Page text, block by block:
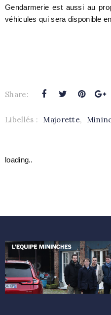
Gendarmerie est aussi au
véhicules qui sera disponible
Share:
Libellés : Majorette,
loading..